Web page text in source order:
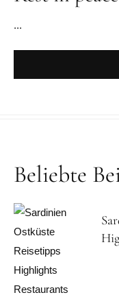
...
Beliebte